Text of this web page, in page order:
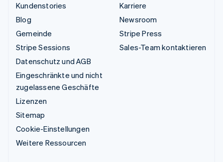
Kundenstories
Blog
Gemeinde
Stripe Sessions
Datenschutz und AGB
Eingeschränkte und nicht
zugelassene Geschäfte
Lizenzen
Sitemap
Cookie-Einstellungen
Weitere Ressourcen
Karriere
Newsroom
Stripe Press
Sales-Team kontaktieren